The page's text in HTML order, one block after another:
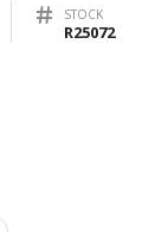
STOCK
R25072